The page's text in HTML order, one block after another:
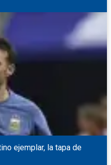
ejemplar, la tapa de